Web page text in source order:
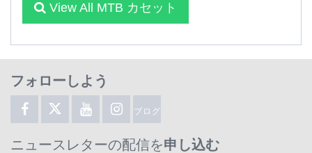
View All MTB カセット
フォローしよう
ブログ
ニュースレターの配信を申し込む